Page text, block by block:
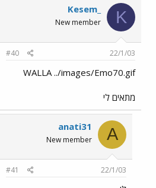
K
Kesem_
New member
22/1/03
#40
WALLA ../images/Emo70.gif
מתאים לי
A
anati31
New member
22/1/03
#41